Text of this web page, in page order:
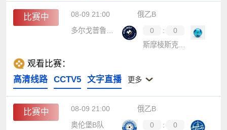
比赛中 08-09 21:00
俄乙B
0 :
0
斯摩棱斯克火花
观看比赛：
高清线路
CCTV5 文字直播 更多
比赛中 08-09 21:00
俄乙B
奥伦堡B队
0 :
0